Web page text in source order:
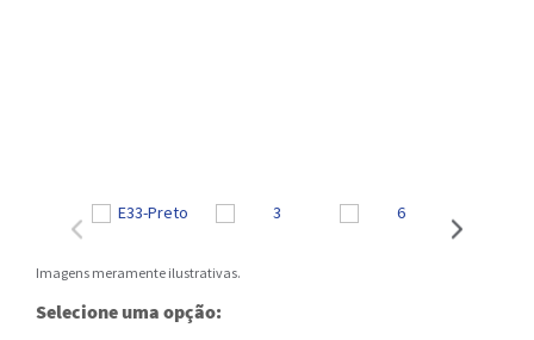
Imagens meramente ilustrativas.
Selecione uma opção: